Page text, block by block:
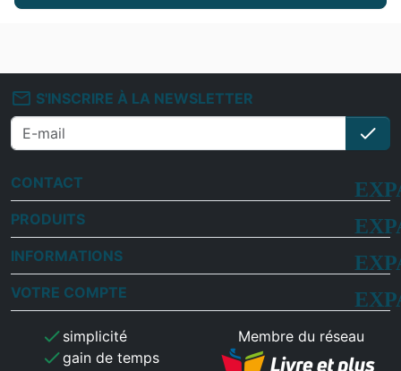
mail_outline S'INSCRIRE À LA NEWSLETTER
check
CONTACT
PRODUITS
INFORMATIONS
VOTRE COMPTE
check simplicité
checkgain de temps
Membre du réseau